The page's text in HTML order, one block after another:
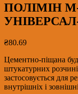
ПОЛІМІН М-
₴80.69
Цементно-піщана
штукатурних
застосовується для
внутрішніх і